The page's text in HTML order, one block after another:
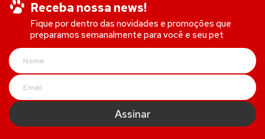
Receba nossa news!
Fique por dentro das novidades e promoções que
preparamos semanalmente para você e seu pet